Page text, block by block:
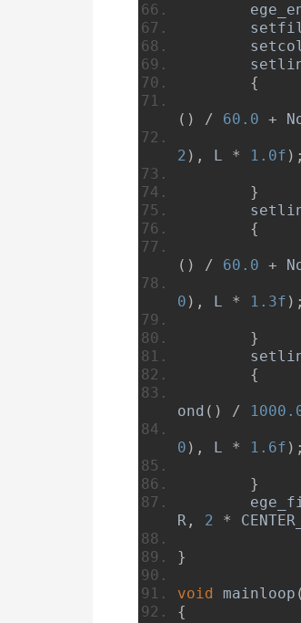
{
()
/ 60.0 +
2 ), L * 1.0f );
}
{
()
/ 60.0 +
0 ), L * 1.3f );
}
{
ond () /
0 ), L * 1.6f );
}
R , 2 *
}
void mainloop (
{